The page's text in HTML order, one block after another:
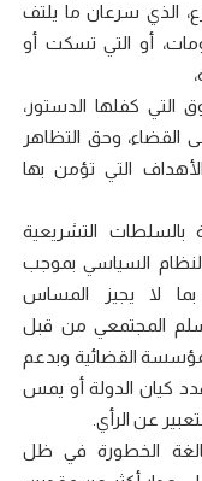
الذي سرعان ما يلتف
أو التي تسكت أو
التي كفلها الدستور،
القضاء، وحق التظاهر
التي تؤمن بها
التشريعية
النظام السياسي بموجب
بما لا يجيز المساس
المجتمعي من قبل
القضائية وبدعم
كيان الدولة أو يمس
عن الرأي.
الخطورة في ظل